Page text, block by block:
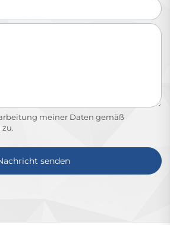
meiner Daten gemäß
zu.
senden